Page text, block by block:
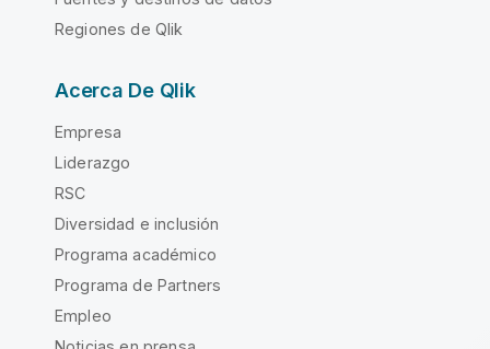
Regiones de Qlik
Acerca De Qlik
Empresa
Liderazgo
RSC
Diversidad e inclusión
Programa académico
Programa de Partners
Empleo